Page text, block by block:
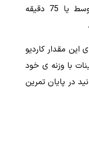
150 دقیقه کاردیوی با شدت متوسط ​​یا 75 دقیقه
این مقدار کاردیو
با وزنه ی خود
در پایان تمرین